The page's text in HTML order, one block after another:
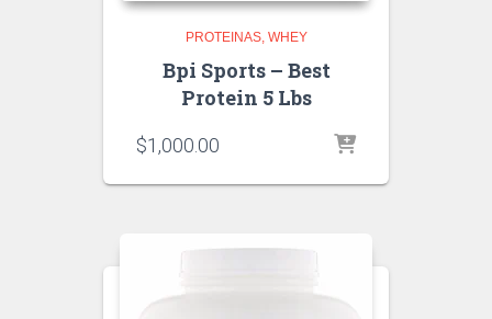
PROTEINAS WHEY
Bpi Sports – Best
Protein 5 Lbs
$1,000.00